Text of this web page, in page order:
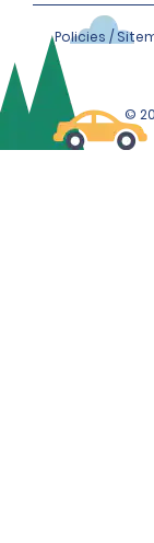
Policies /
©